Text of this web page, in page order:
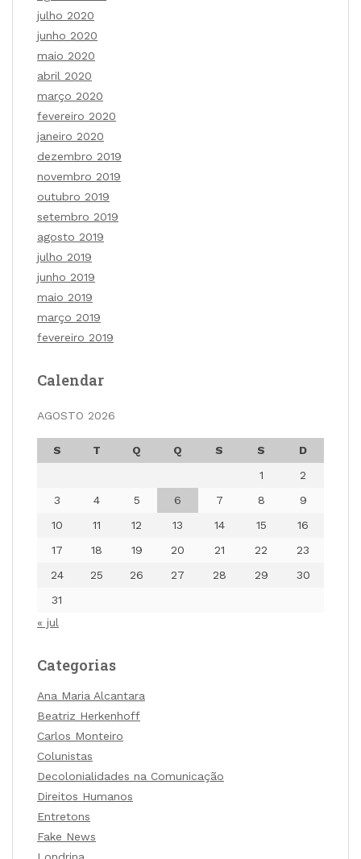
julho 2020
junho 2020
maio 2020
abril 2020
março 2020
fevereiro 2020
janeiro 2020
dezembro 2019
novembro 2019
outubro 2019
setembro 2019
agosto 2019
julho 2019
junho 2019
maio 2019
março 2019
fevereiro 2019
Calendar
AGOSTO 2026
S T Q Q S S
D
1
2
3
4 5 6 7 8
9
10
11 12 13 14 15
16
17
18 19 20 21 22
23
24
25 26 27 28 29
30
31
« jul
Categorias
Ana Maria Alcantara
Beatriz Herkenhoff
Carlos Monteiro
Colunistas
Decolonialidades na Comunicação
Direitos Humanos
Entretons
Fake News